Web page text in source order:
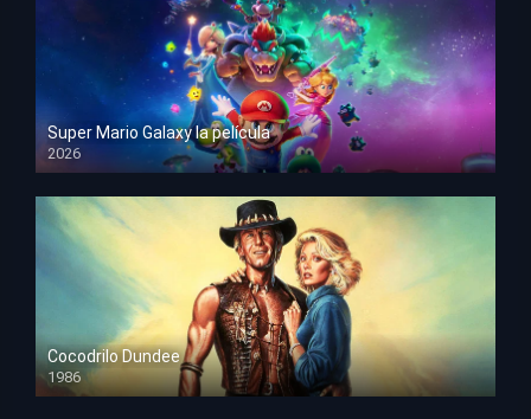
Super Mario Galaxy la película
2026
HD 1080p
Cocodrilo Dundee
1986
HD 1080p